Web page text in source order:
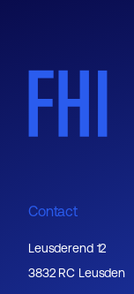
Contact
Leusderend 12
3832 RC Leusden